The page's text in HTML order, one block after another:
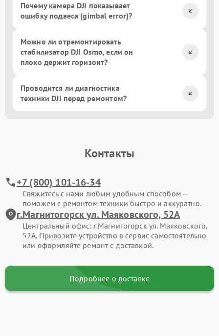
Почему камера DJI показывает
ошибку подвеса (gimbal error)?
Можно ли отремонтировать
стабилизатор DJI Osmo, если он
плохо держит горизонт?
Проводится ли диагностика
техники DJI перед ремонтом?
Контакты
+7 (800) 101-16-34
Свяжитесь с нами любым удобным способом —
поможем с ремонтом техники быстро и аккуратно.
г.Магнитогорск ул. Маяковского, 52А
Центральный офис: г.Магнитогорск ул. Маяковского,
52А. Привозите устройство в сервис самостоятельно
или оформляйте ремонт с доставкой.
Подробнее о доставке